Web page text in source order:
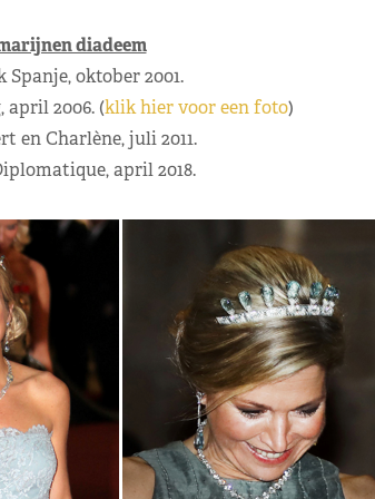
diadeem
Spanje, oktober 2001.
april 2006. (klik hier voor een foto)
en Charlène, juli 2011.
april 2018.